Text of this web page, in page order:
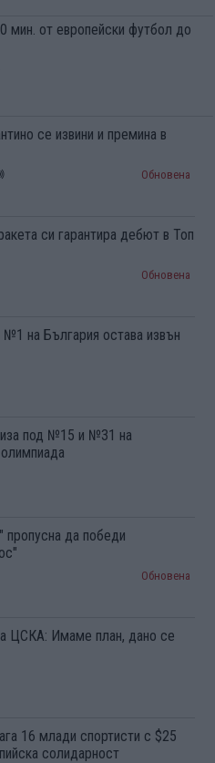
мин. от европейски футбол до
се извини и премина в
Обновена
си гарантира дебют в Топ
Обновена
№1 на България остава извън
под №15 и №31 на
да победи
Обновена
ЦСКА: Имаме план, дано се
16 млади спортисти с $25
солидарност